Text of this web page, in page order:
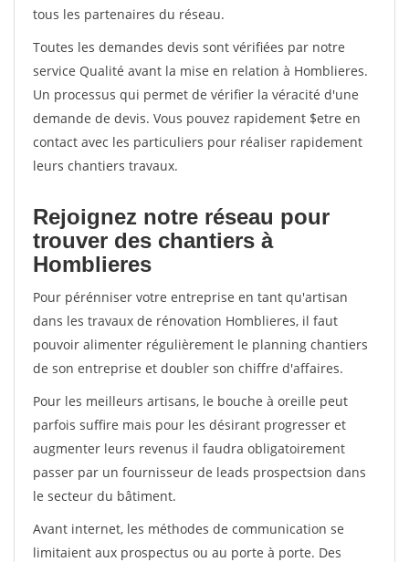
tous les partenaires du réseau.
Toutes les demandes devis sont vérifiées par notre
service Qualité avant la mise en relation à Homblieres.
Un processus qui permet de vérifier la véracité d'une
demande de devis. Vous pouvez rapidement $etre en
contact avec les particuliers pour réaliser rapidement
leurs chantiers travaux.
Rejoignez notre réseau pour
trouver des chantiers à
Homblieres
Pour pérénniser votre entreprise en tant qu'artisan
dans les travaux de rénovation Homblieres, il faut
pouvoir alimenter régulièrement le planning chantiers
de son entreprise et doubler son chiffre d'affaires.
Pour les meilleurs artisans, le bouche à oreille peut
parfois suffire mais pour les désirant progresser et
augmenter leurs revenus il faudra obligatoirement
passer par un fournisseur de leads prospectsion dans
le secteur du bâtiment.
Avant internet, les méthodes de communication se
limitaient aux prospectus ou au porte à porte. Des